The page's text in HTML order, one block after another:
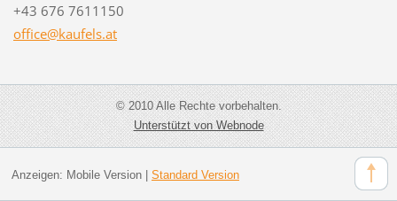
+43 676 7611150
office@kaufels.at
© 2010 Alle Rechte vorbehalten.
Unterstützt von Webnode
Anzeigen: Mobile Version| Standard Version